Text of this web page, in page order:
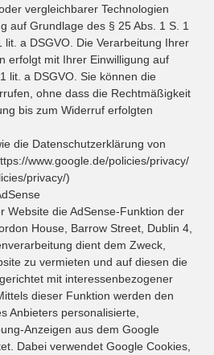
vergleichbarer Technologien
auf Grundlage des § 25 Abs. 1 S. 1
lit. a DSGVO. Die Verarbeitung Ihrer
erfolgt mit Ihrer Einwilligung auf
lit. a DSGVO. Sie können die
ohne dass die Rechtmäßigkeit
bis zum Widerruf erfolgten
die Datenschutzerklärung von
www.google.de/policies/privacy/
privacy/)
Website die AdSense-Funktion der
House, Barrow Street, Dublin 4,
dient dem Zweck,
zu vermieten und auf diesen die
mit interessenbezogener
dieser Funktion werden den
Anbieters personalisierte,
Anzeigen aus dem Google
Dabei verwendet Google Cookies,